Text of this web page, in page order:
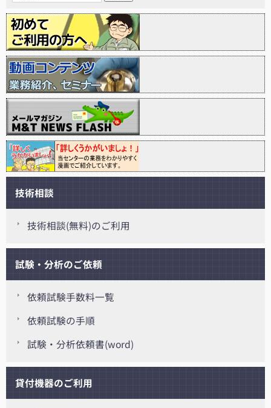
技術相談
技術相談(無料)のご利用
試験・分析のご依頼
依頼試験手数料一覧
依頼試験の手順
試験・分析依頼書(word)
貸付機器のご利用